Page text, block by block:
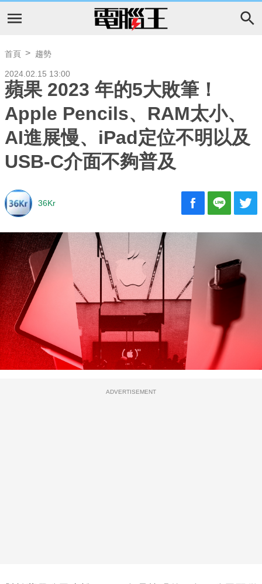
首頁 趨勢
2024.02.15 13:00
蘋果 2023 年的5大敗筆！
Apple Pencils、RAM太小、
AI進展慢、iPad定位不明以及
USB-C介面不夠普及
36Kr
ADVERTISEMENT